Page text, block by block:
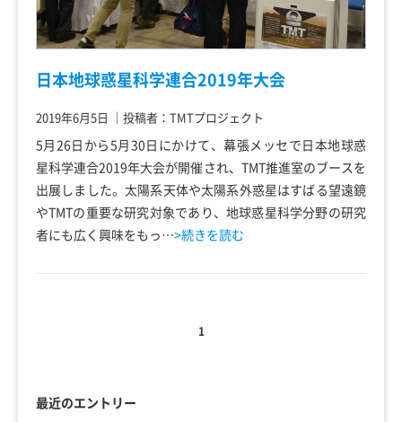
日本地球惑星科学連合2019年大会
2019年6月5日 ｜ 投稿者：TMTプロジェクト
5月26日から5月30日にかけて、幕張メッセで日本地球惑
星科学連合2019年大会が開催され、TMT推進室のブースを
出展しました。太陽系天体や太陽系外惑星はすばる望遠鏡
やTMTの重要な研究対象であり、地球惑星科学分野の研究
者にも広く興味をもっ…>続きを読む
1
最近のエントリー